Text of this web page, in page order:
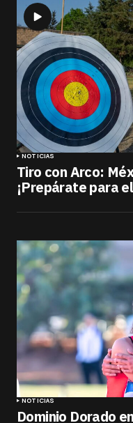
NOTICIAS
Tiro con Arco:
¡Prepárate para
NOTICIAS
Dominio Dorado